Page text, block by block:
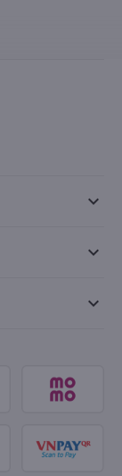
keyboard_arrow_down
keyboard_arrow_down
keyboard_arrow_down